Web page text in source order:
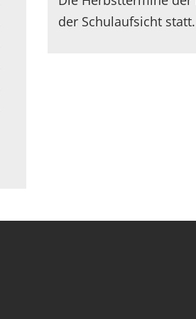
der Schulaufsicht statt.